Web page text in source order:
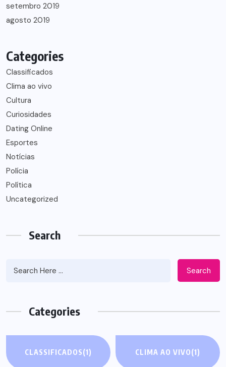
setembro 2019
agosto 2019
Categories
Classificados
Clima ao vivo
Cultura
Curiosidades
Dating Online
Esportes
Notícias
Polícia
Política
Uncategorized
Search
Search
Categories
CLASSIFICADOS(1) CLIMA AO VIVO(1)